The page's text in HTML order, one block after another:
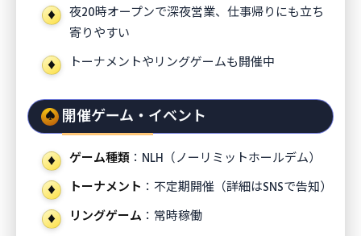
夜20時オープンで深夜営業、仕事帰りにも立ち
寄りやすい
トーナメントやリングゲームも開催中
開催ゲーム・イベント
ゲーム種類 ：NLH（ノーリミットホールデム）
トーナメント ：不定期開催（詳細はSNSで告知）
リングゲーム ：常時稼働